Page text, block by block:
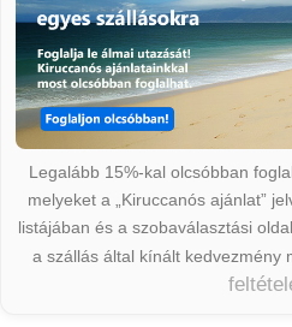
Legalább 15%-kal olcsóbban
melyeket a „Kiruccanós ajánlat”
listájában és a szobaválasztási
a szállás által kínált kedvezmény